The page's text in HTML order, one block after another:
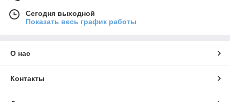
Сегодня выходной
Показать весь график работы
О нас
Контакты